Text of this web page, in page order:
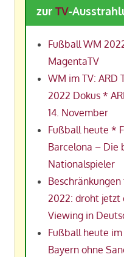
zurTV-
Fußball WM
MagentaTV
WM im TV: ARD
2022 Dokus *
14. November
Fußball heute *
Barcelona – Die
Nationalspieler
2022: droht jetzt
Viewing in
Fußball heute
Bayern ohne